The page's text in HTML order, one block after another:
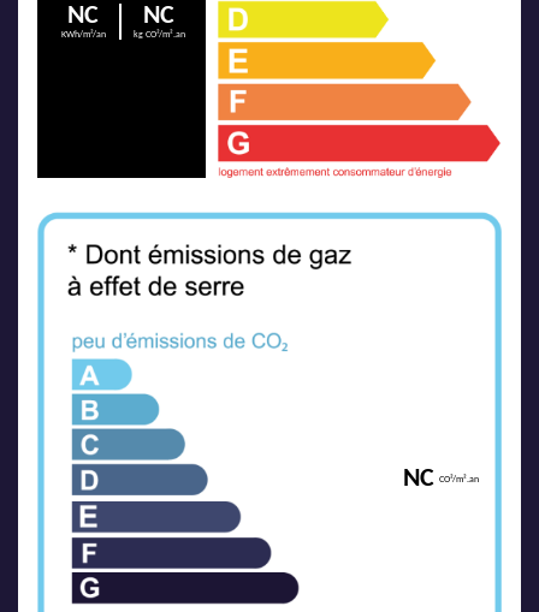
NC
KWh/m²/an
NC
kg CO²/m².an
NC CO²/m².an